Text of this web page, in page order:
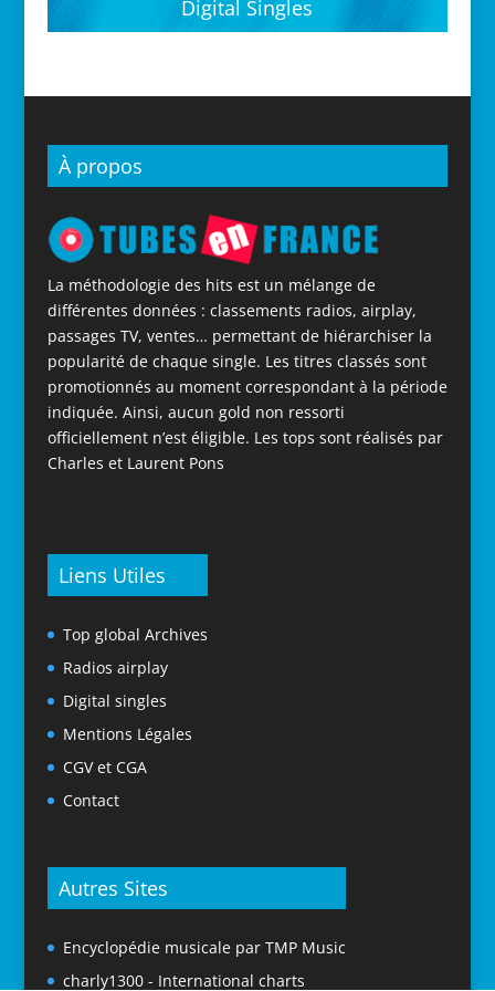
Digital Singles
À propos
La méthodologie des hits est un mélange de
différentes données : classements radios, airplay,
passages TV, ventes… permettant de hiérarchiser la
popularité de chaque single. Les titres classés sont
promotionnés au moment correspondant à la période
indiquée. Ainsi, aucun gold non ressorti
officiellement n’est éligible. Les tops sont réalisés par
Charles et Laurent Pons
Liens Utiles
Top global Archives
Radios airplay
Digital singles
Mentions Légales
CGV et CGA
Contact
Autres Sites
Encyclopédie musicale par TMP Music
charly1300 - International charts